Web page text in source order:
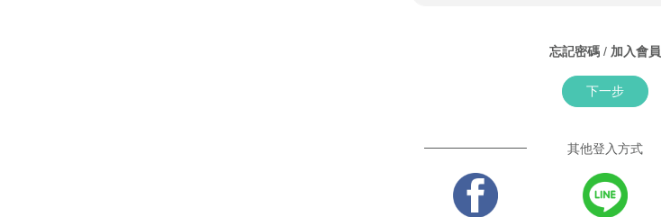
忘記密碼 / 加入會員
下一步
其他登入方式